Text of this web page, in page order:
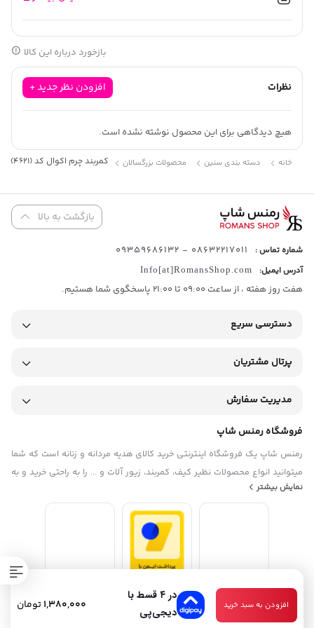
1,380,000تومان افزودن به سبد خرید
در ۴ قسط با
دیجی‌پی
عرض کمربند : 3.5 سانتی متر
بازخورد درباره این کالا
نظرات افزودن نظر جدید +
هیچ دیدگاهی برای این محصول نوشته نشده است.
خانه دسته بندی سنین محصولات بزرگسالان کمربند چرم اکوال کد (4621)
بازگشت به بالا
شماره تماس : 08632217011 - 09359686132
آدرس ایمیل: Info[at]RomansShop.com
هفت روز هفته ، از ساعت 09:00 تا 21:00 پاسخگوی شما هستیم.
دسترسی سریع
پرتال مشتریان
مدیریت سفارش
فروشگاه رمنس شاپ
رمنس شاپ یک فروشگاه اینترنتی خرید کالای هدیه مردانه و زنانه است که شما
میتوانید انواع محصولات نظیر کیف، کمربند، زیور آلات و ... را به راحتی خرید و به
دوستان و عزیزانتان هدیه بدهید. آدرس فروشگاه رمنس شاپ: اراک، خیابان
عباس آباد، روبروی پاساژ ساسان، فروشگاه رمنس شاپ ساعات کاری فروشگاه
نمایش بیشتر
تمامی حقوق مادی و معنوی این سایت متعلق به فروشگاه رمنس شاپ میباشد.